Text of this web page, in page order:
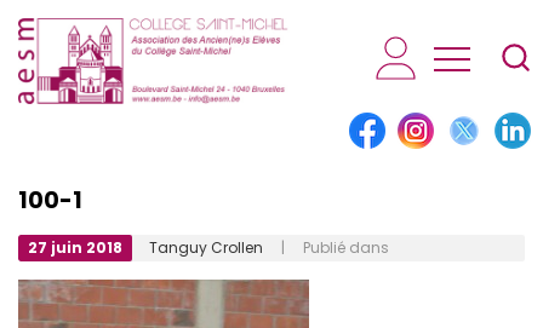
AESM...
100-1
27 juin 2018 Tanguy Crollen | Publié dans